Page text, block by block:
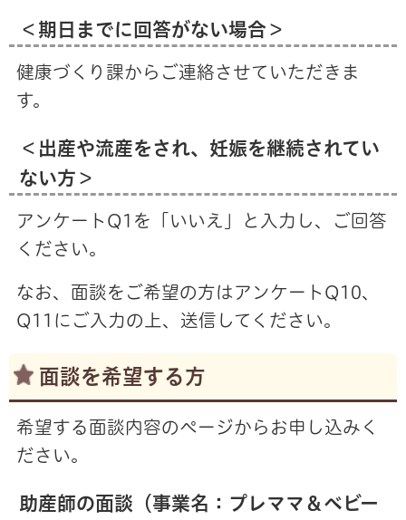
＜期日までに回答がない場合＞
健康づくり課からご連絡させていただきま
す。
＜出産や流産をされ、妊娠を継続されてい
ない方＞
アンケートQ1を「いいえ」と入力し、ご回答
ください。
なお、面談をご希望の方はアンケートQ10、
Q11にご入力の上、送信してください。
面談を希望する方
希望する面談内容のページからお申し込みく
ださい。
助産師の面談（事業名：プレママ＆ベビー